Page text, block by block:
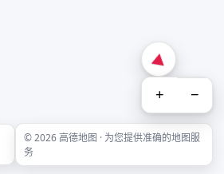
+ −
© 2026 高德地图 · 为您提供准确的地图服
务